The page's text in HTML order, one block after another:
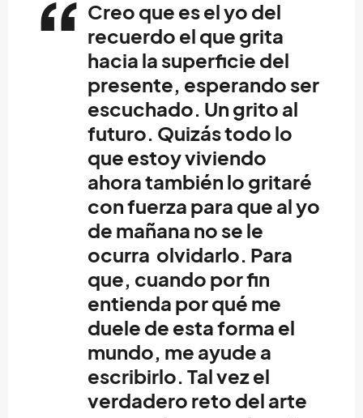
Creo que es el yo del
recuerdo el que grita
hacia la superficie del
presente, esperando ser
escuchado. Un grito al
futuro. Quizás todo lo
que estoy viviendo
ahora también lo gritaré
con fuerza para que al yo
de mañana no se le
ocurra olvidarlo. Para
que, cuando por fin
entienda por qué me
duele de esta forma el
mundo, me ayude a
escribirlo. Tal vez el
verdadero reto del arte